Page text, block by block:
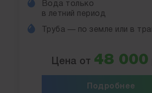
Вода только
в летний период
Труба — по земле или в
Цена от 48 000
Подробнее